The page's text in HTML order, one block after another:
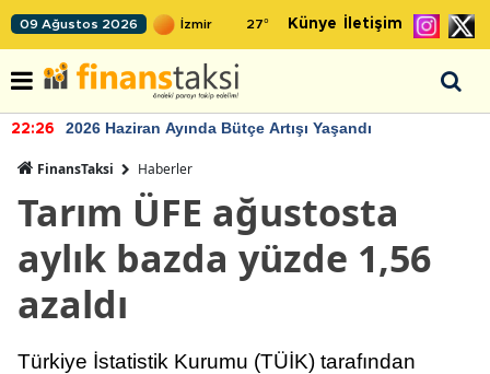
09 Ağustos 2026 27° Künye İletişim
22:26 2026 Haziran Ayında Bütçe Artışı Yaşandı
FinansTaksi Haberler
Tarım ÜFE ağustosta
aylık bazda yüzde 1,56
azaldı
Türkiye İstatistik Kurumu (TÜİK) tarafından